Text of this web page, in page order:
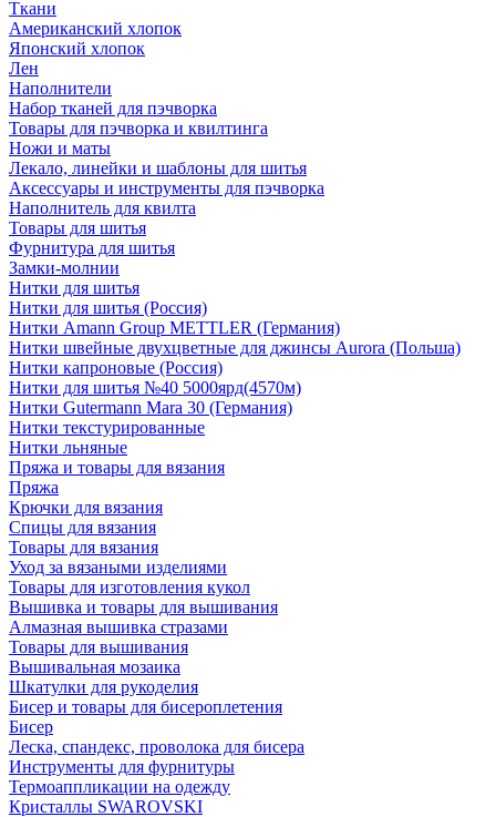
Ткани
Американский хлопок
Японский хлопок
Лен
Наполнители
Набор тканей для пэчворка
Товары для пэчворка и квилтинга
Ножи и маты
Лекало, линейки и шаблоны для шитья
Аксессуары и инструменты для пэчворка
Наполнитель для квилта
Товары для шитья
Фурнитура для шитья
Замки-молнии
Нитки для шитья
Нитки для шитья (Россия)
Нитки Amann Group METTLER (Германия)
Нитки швейные двухцветные для джинсы Aurora (Польша)
Нитки капроновые (Россия)
Нитки для шитья №40 5000ярд(4570м)
Нитки Gutermann Mara 30 (Германия)
Нитки текстурированные
Нитки льняные
Пряжа и товары для вязания
Пряжа
Крючки для вязания
Спицы для вязания
Товары для вязания
Уход за вязаными изделиями
Товары для изготовления кукол
Вышивка и товары для вышивания
Алмазная вышивка стразами
Товары для вышивания
Вышивальная мозаика
Шкатулки для рукоделия
Бисер и товары для бисероплетения
Бисер
Леска, спандекс, проволока для бисера
Инструменты для фурнитуры
Термоаппликации на одежду
Кристаллы SWAROVSKI